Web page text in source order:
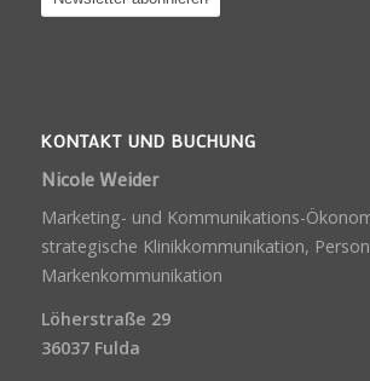
KONTAKT UND BUCHUNG
Nicole Weider
Marketing- und Kommunikations-
strategische Klinikkommunikation,
Markenkommunikation
Löherstraße 29
36037 Fulda